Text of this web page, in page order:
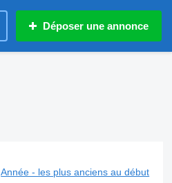
Déposer une annonce
Année - les plus anciens au début